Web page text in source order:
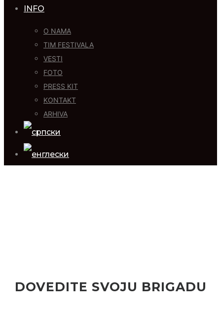
INFO
O NAMA
TIM FESTIVALA
VESTI
FOTO
PRESS KIT
KONTAKT
ARHIVA
DOVEDITE SVOJU BRIGADU